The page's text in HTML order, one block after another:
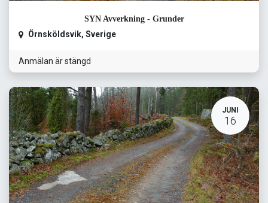
SYN Avverkning - Grunder
Örnsköldsvik, Sverige
Anmälan är stängd
JUNI
16